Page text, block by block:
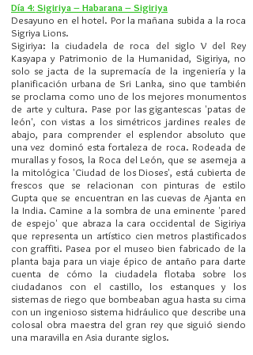
Día 4: Sigiriya – Habarana – Sigiriya
Desayuno en el hotel. Por la mañana subida a la roca
Sigriya Lions.
Sigiriya: la ciudadela de roca del siglo V del Rey
Kasyapa y Patrimonio de la Humanidad, Sigiriya, no
solo se jacta de la supremacía de la ingeniería y la
planificación urbana de Sri Lanka, sino que también
se proclama como uno de los mejores monumentos
de arte y cultura. Pase por las gigantescas 'patas de
león', con vistas a los simétricos jardines reales de
abajo, para comprender el esplendor absoluto que
una vez dominó esta fortaleza de roca. Rodeada de
murallas y fosos, la Roca del León, que se asemeja a
la mitológica 'Ciudad de los Dioses', está cubierta de
frescos que se relacionan con pinturas de estilo
Gupta que se encuentran en las cuevas de Ajanta en
la India. Camine a la sombra de una eminente 'pared
de espejo' que abraza la cara occidental de Sigiriya
que representa un artístico cien metros plastificados
con graffiti. Pasea por el museo bien fabricado de la
planta baja para un viaje épico de antaño para darte
cuenta de cómo la ciudadela flotaba sobre los
ciudadanos con el castillo, los estanques y los
sistemas de riego que bombeaban agua hasta su cima
con un ingenioso sistema hidráulico que describe una
colosal obra maestra del gran rey que siguió siendo
una maravilla en Asia durante siglos.